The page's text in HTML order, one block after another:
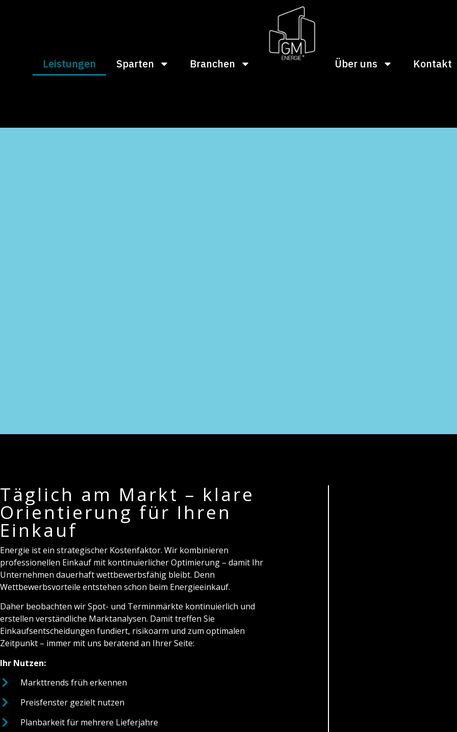
Leistungen Sparten Branchen Über uns Kontakt
Täglich am Markt – klare
Orientierung für Ihren
Einkauf
Energie ist ein strategischer Kostenfaktor. Wir kombinieren
professionellen Einkauf mit kontinuierlicher Optimierung – damit Ihr
Unternehmen dauerhaft wettbewerbsfähig bleibt. Denn
Wettbewerbsvorteile entstehen schon beim Energieeinkauf.
Daher beobachten wir Spot- und Terminmärkte kontinuierlich und
erstellen verständliche Marktanalysen. Damit treffen Sie
Einkaufsentscheidungen fundiert, risikoarm und zum optimalen
Zeitpunkt – immer mit uns beratend an Ihrer Seite:
Ihr Nutzen:
Markttrends früh erkennen
Preisfenster gezielt nutzen
Planbarkeit für mehrere Lieferjahre